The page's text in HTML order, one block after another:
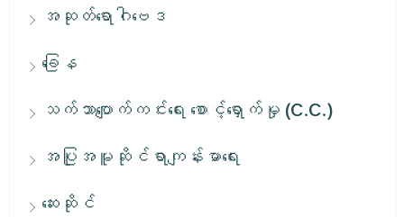
အဆုတ်ရောဂါဗေဒ
ခြေန
သက်သာပျောက်ကင်းရေး စောင့်ရှောက်မှု (C.C.)
အပြုအမူဆိုင်ရာကျန်းမာရေး
ဆေးဆိုင်